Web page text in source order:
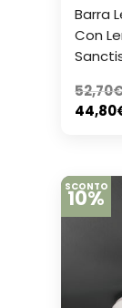
Barra
Con
52,70
44,80
SCONTO
10%